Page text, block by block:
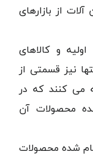
از بازارهای
و کالاهای
نیز قسمتی از
می کنند که در
محصولات آن
شده محصولات